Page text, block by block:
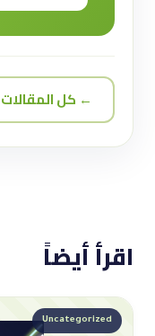
← كل المقالات
اقرأ أيضاً
Uncategorized